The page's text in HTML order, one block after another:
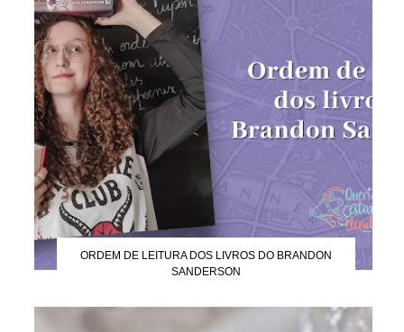
ORDEM DE LEITURA DOS LIVROS DO BRANDON
SANDERSON